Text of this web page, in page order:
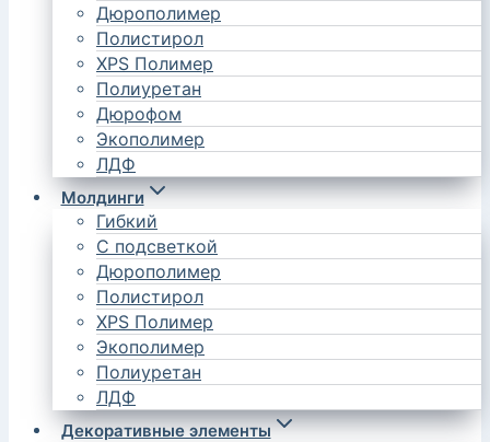
Дюрополимер
Полистирол
XPS Полимер
Полиуретан
Дюрофом
Экополимер
ЛДФ
Молдинги
Гибкий
С подсветкой
Дюрополимер
Полистирол
XPS Полимер
Экополимер
Полиуретан
ЛДФ
Декоративные элементы